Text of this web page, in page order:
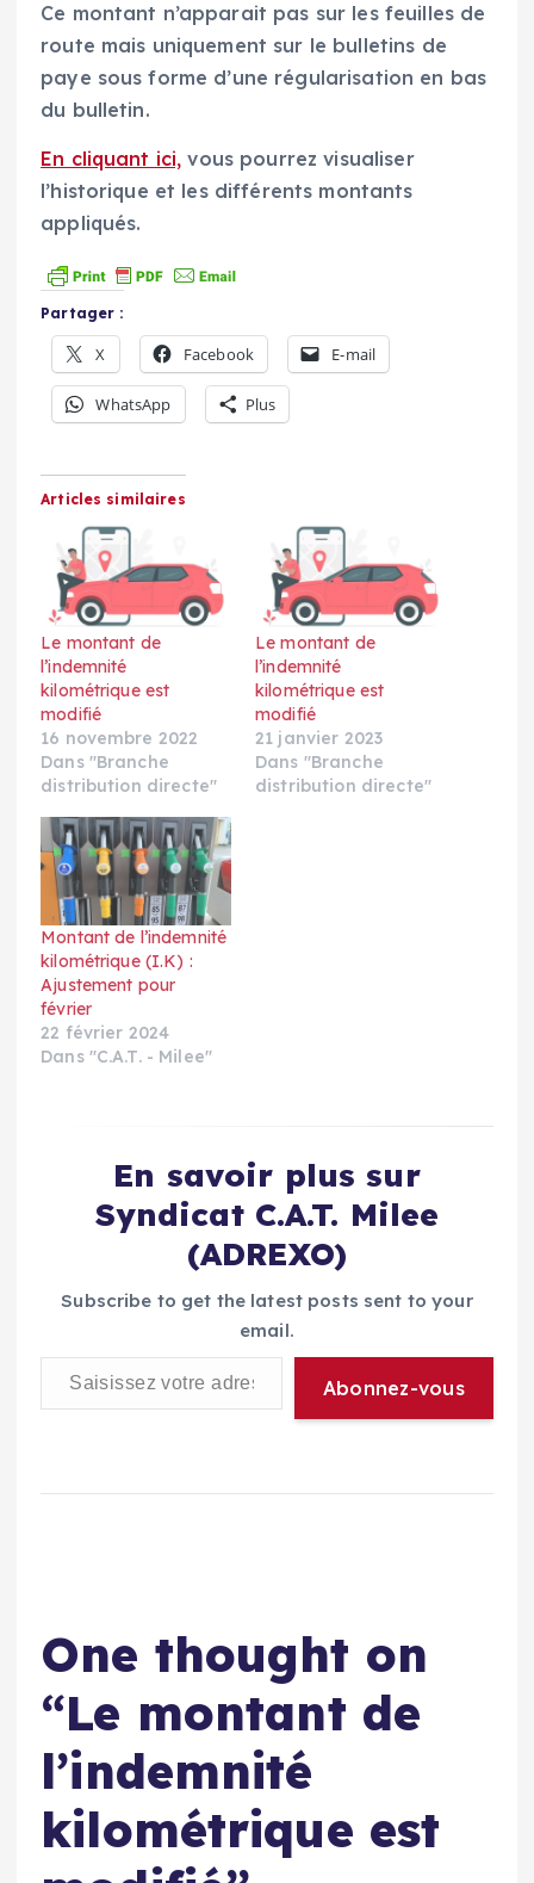
Ce montant n’apparait pas sur les feuilles de
route mais uniquement sur le bulletins de
paye sous forme d’une régularisation en bas
du bulletin.
En cliquant ici, vous pourrez visualiser
l’historique et les différents montants
appliqués.
Partager :
X Facebook E-mail
WhatsApp Plus
Articles similaires
Le montant de
l’indemnité
kilométrique est
modifié
16 novembre 2022
Dans "Branche
distribution directe"
Le montant de
l’indemnité
kilométrique est
modifié
21 janvier 2023
Dans "Branche
distribution directe"
Montant de l’indemnité
kilométrique (I.K) :
Ajustement pour
février
22 février 2024
Dans "C.A.T. - Milee"
En savoir plus sur
Syndicat C.A.T. Milee
(ADREXO)
Subscribe to get the latest posts sent to your
email.
Saisissez votre adresse e-mail…
Abonnez-vous
One thought on
“Le montant de
l’indemnité
kilométrique est